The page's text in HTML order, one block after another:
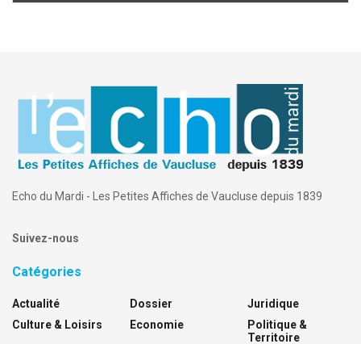
Echo du Mardi - Les Petites Affiches de Vaucluse depuis 1839
Suivez-nous
Catégories
Actualité
Culture & Loisirs
Dossier
Economie
Juridique
Politique &
Territoire